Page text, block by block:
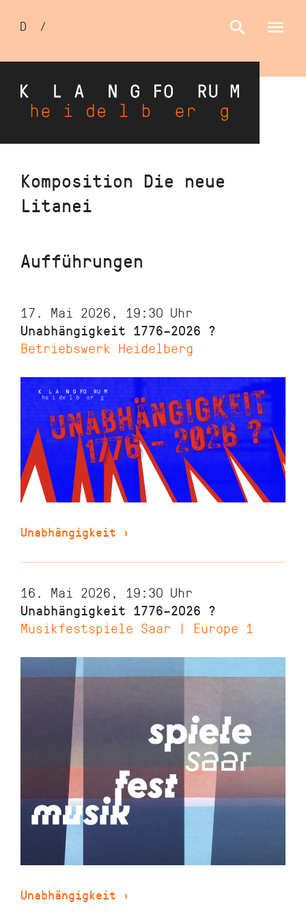
Direkt
Inhalt
Sprachumschalter
D /
Komposition Die neue
Litanei
Aufführungen
17. Mai 2026, 19:30 Uhr
Unabhängigkeit 1776–2026 ?
Betriebswerk Heidelberg
Unabhängigkeit ›
16. Mai 2026, 19:30 Uhr
Unabhängigkeit 1776–2026 ?
Musikfestspiele Saar | Europe 1
Unabhängigkeit ›